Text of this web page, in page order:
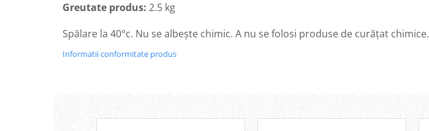
Greutate produs: 2.5 kg
Spălare la 40°c. Nu se albește chimic. A nu se folosi produse de curățat chimice.
Informatii conformitate produs